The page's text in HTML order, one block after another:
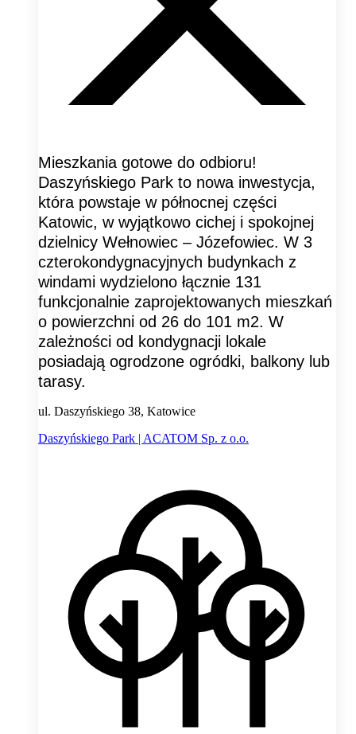
Mieszkania gotowe do odbioru!
Daszyńskiego Park to nowa inwestycja,
która powstaje w północnej części
Katowic, w wyjątkowo cichej i spokojnej
dzielnicy Wełnowiec – Józefowiec. W 3
czterokondygnacyjnych budynkach z
windami wydzielono łącznie 131
funkcjonalnie zaprojektowanych mieszkań
o powierzchni od 26 do 101 m2. W
zależności od kondygnacji lokale
posiadają ogrodzone ogródki, balkony lub
tarasy.
ul. Daszyńskiego 38, Katowice
Daszyńskiego Park | ACATOM Sp. z o.o.